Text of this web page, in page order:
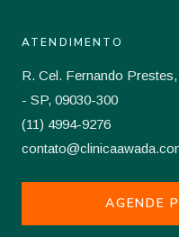
ATENDIMENTO
R. Cel. Fernando
- SP, 09030-300
(11) 4994-9276
AGENDE